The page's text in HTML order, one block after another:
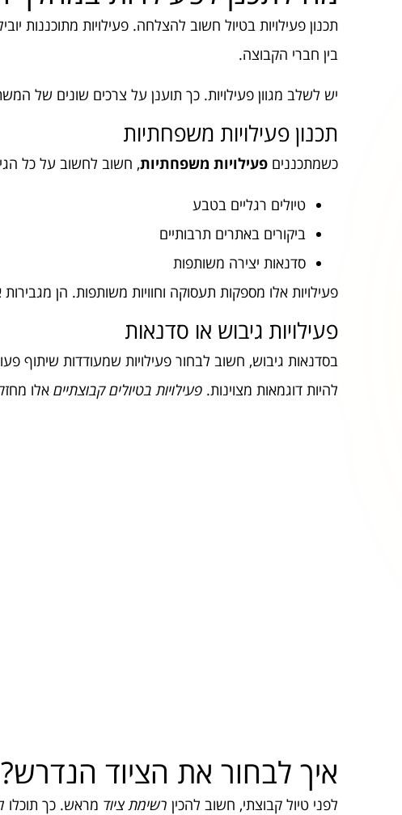
תכנון פעילויות בטיול חשוב להצלחה. פעילויות מתוכננות
בין חברי הקבוצה.
יש לשלב מגוון פעילויות. כך תוענן על צרכים שונים של
תכנון פעילויות משפחתיות
כשמתכננים פעילויות משפחתיות, חשוב לחשוב על כל
טיולים רגליים בטבע
ביקורים באתרים תרבותיים
סדנאות יצירה משותפות
פעילויות אלו מספקות תעסוקה וחוויות משותפות. הן
פעילויות גיבוש או סדנאות
בסדנאות גיבוש, חשוב לבחור פעילויות שמעודדות שיתוף
להיות דוגמאות מצוינות. פעילויות בטיולים קבוצתייםאלו
איך לבחור את הציוד הנדרש?
לפני טיול קבוצתי, חשוב להכין רשימת ציוד מראש. כך תוכלו